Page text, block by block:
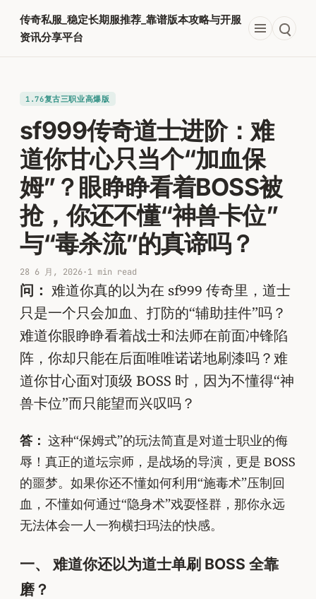
内
传奇私服_稳定长期服推荐_靠谱版本攻略与开服
资讯分享平台
1.76复古三职业高爆版
sf999传奇道士进阶：难
道你甘心只当个“加血保
姆”？眼睁睁看着BOSS被
抢，你还不懂“神兽卡位”
与“毒杀流”的真谛吗？
28 6 月, 2026·1 min read
问： 难道你真的以为在 sf999 传奇里，道士
只是一个只会加血、打防的“辅助挂件”吗？
难道你眼睁睁看着战士和法师在前面冲锋陷
阵，你却只能在后面唯唯诺诺地刷漆吗？难
道你甘心面对顶级 BOSS 时，因为不懂得“神
兽卡位”而只能望而兴叹吗？
答： 这种“保姆式”的玩法简直是对道士职业的侮
辱！真正的道坛宗师，是战场的导演，更是 BOSS
的噩梦。如果你还不懂如何利用“施毒术”压制回
血，不懂如何通过“隐身术”戏耍怪群，那你永远
无法体会一人一狗横扫玛法的快感。
一、 难道你还以为道士单刷 BOSS 全靠
磨？